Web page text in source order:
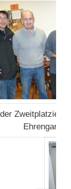
Ehrengarde